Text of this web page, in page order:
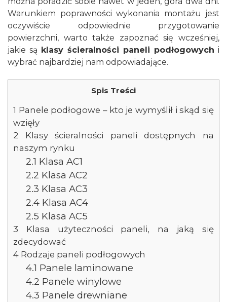
Warunkiem poprawności wykonania montażu jest
oczywiście odpowiednie przygotowanie
powierzchni, warto także zapoznać się wcześniej,
jakie są klasy ścieralności paneli podłogowych i
wybrać najbardziej nam odpowiadające.
Spis Treści
1 Panele podłogowe – kto je wymyślił i skąd się
wzięły
2 Klasy ścieralności paneli dostępnych na
naszym rynku
2.1 Klasa AC1
2.2 Klasa AC2
2.3 Klasa AC3
2.4 Klasa AC4
2.5 Klasa AC5
3 Klasa użyteczności paneli, na jaką się
zdecydować
4 Rodzaje paneli podłogowych
4.1 Panele laminowane
4.2 Panele winylowe
4.3 Panele drewniane